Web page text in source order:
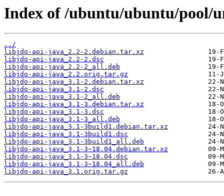
Index of /ubuntu/ubuntu/pool/
../
libjdo-api-java_2.2-2.debian.tar.xz
libjdo-api-java_2.2-2.dsc
libjdo-api-java_2.2-2_all.deb
libjdo-api-java_2.2.orig.tar.gz
libjdo-api-java_3.1-2.debian.tar.xz
libjdo-api-java_3.1-2.dsc
libjdo-api-java_3.1-2_all.deb
libjdo-api-java_3.1-3.debian.tar.xz
libjdo-api-java_3.1-3.dsc
libjdo-api-java_3.1-3_all.deb
libjdo-api-java_3.1-3build1.debian.tar.xz
libjdo-api-java_3.1-3build1.dsc
libjdo-api-java_3.1-3build1_all.deb
libjdo-api-java_3.1-3~18.04.debian.tar.xz
libjdo-api-java_3.1-3~18.04.dsc
libjdo-api-java_3.1-3~18.04_all.deb
libjdo-api-java_3.1.orig.tar.gz